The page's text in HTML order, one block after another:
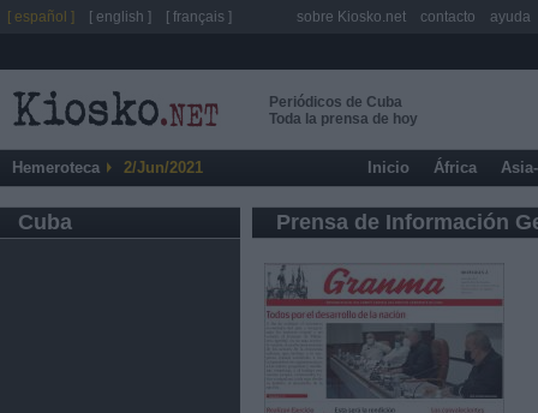
Periódicos de Cuba
Toda la prensa de hoy
Hemeroteca 2/Jun/2021 Inicio África
Cuba Prensa de Información
[ español ] [ english ] [ français ] sobre Kiosko.net contacto ayuda